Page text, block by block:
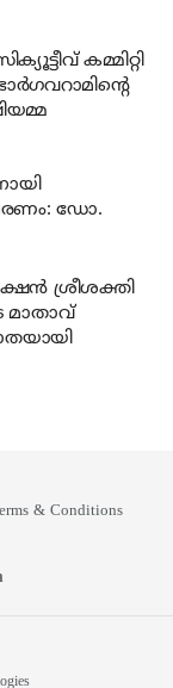
കമ്മിറ്റി
ഡോ.
ശ്രീശക്തി
മാതാവ്
& Conditions